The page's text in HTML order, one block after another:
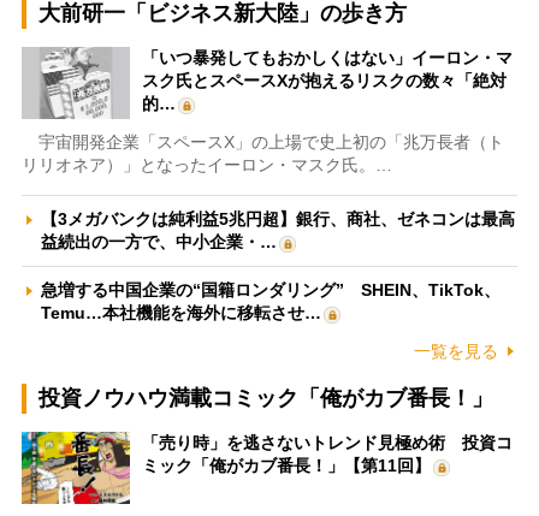
大前研一「ビジネス新大陸」の歩き方
「いつ暴発してもおかしくはない」イーロン・マ
スク氏とスペースXが抱えるリスクの数々「絶対
的…
宇宙開発企業「スペースX」の上場で史上初の「兆万長者（ト
リリオネア）」となったイーロン・マスク氏。…
【3メガバンクは純利益5兆円超】銀行、商社、ゼネコンは最高
益続出の一方で、中小企業・…
急増する中国企業の“国籍ロンダリング” SHEIN、TikTok、
Temu…本社機能を海外に移転させ…
一覧を見る
投資ノウハウ満載コミック「俺がカブ番長！」
「売り時」を逃さないトレンド見極め術 投資コ
ミック「俺がカブ番長！」【第11回】